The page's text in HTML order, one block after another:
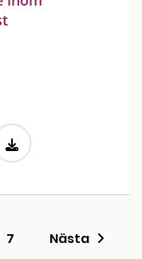
7 Nästa